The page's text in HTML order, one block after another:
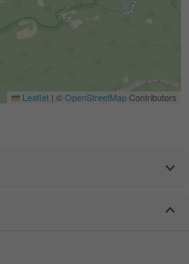
Leaflet | ©OpenStreetMapContributors